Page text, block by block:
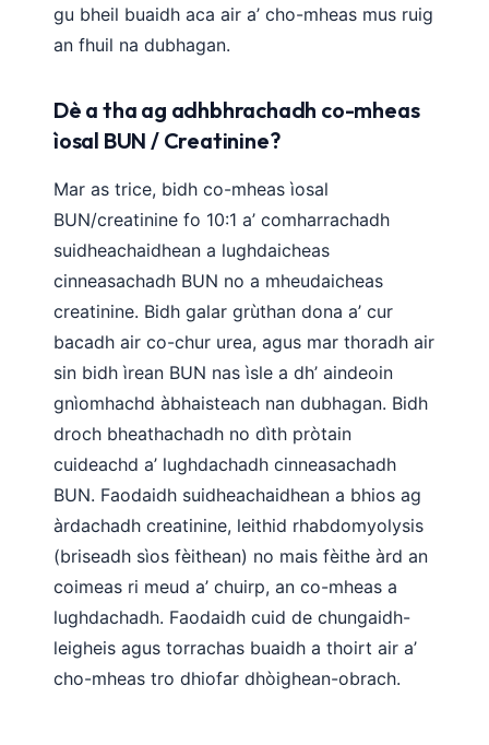
gu bheil buaidh aca air a’ cho-mheas mus ruig
an fhuil na dubhagan.
Dè a tha ag adhbhrachadh co-mheas
ìosal BUN / Creatinine?
Mar as trice, bidh co-mheas ìosal
BUN/creatinine fo 10:1 a’ comharrachadh
suidheachaidhean a lughdaicheas
cinneasachadh BUN no a mheudaicheas
creatinine. Bidh galar grùthan dona a’ cur
bacadh air co-chur urea, agus mar thoradh air
sin bidh ìrean BUN nas ìsle a dh’ aindeoin
gnìomhachd àbhaisteach nan dubhagan. Bidh
droch bheathachadh no dìth pròtain
cuideachd a’ lughdachadh cinneasachadh
BUN. Faodaidh suidheachaidhean a bhios ag
àrdachadh creatinine, leithid rhabdomyolysis
(briseadh sìos fèithean) no mais fèithe àrd an
coimeas ri meud a’ chuirp, an co-mheas a
lughdachadh. Faodaidh cuid de chungaidh-
leigheis agus torrachas buaidh a thoirt air a’
cho-mheas tro dhiofar dhòighean-obrach.